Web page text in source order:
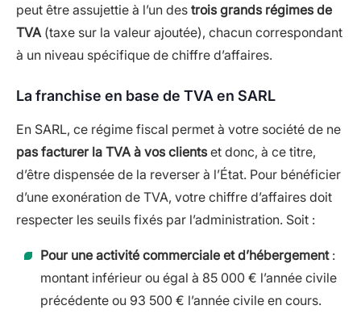
peut être assujettie à l’un des trois grands régimes de
TVA (taxe sur la valeur ajoutée), chacun correspondant
à un niveau spécifique de chiffre d’affaires.
La franchise en base de TVA en SARL
En SARL, ce régime fiscal permet à votre société de ne
pas facturer la TVA à vos clientset donc, à ce titre,
d’être dispensée de la reverser à l’État. Pour bénéficier
d’une exonération de TVA, votre chiffre d’affaires doit
respecter les seuils fixés par l’administration. Soit :
Pour une activité commerciale et d’hébergement:
montant inférieur ou égal à 85 000 € l’année civile
précédente ou 93 500 € l’année civile en cours.